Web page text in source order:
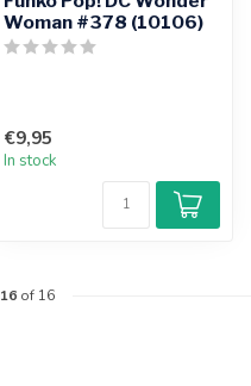
Woman #378 (10106)
€9,95
In stock
16of 16